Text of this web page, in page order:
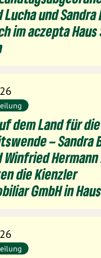
und Sandra
im aczepta Haus
dem Land für die
– Sandra
Winfried Hermann
die Kienzler
GmbH in